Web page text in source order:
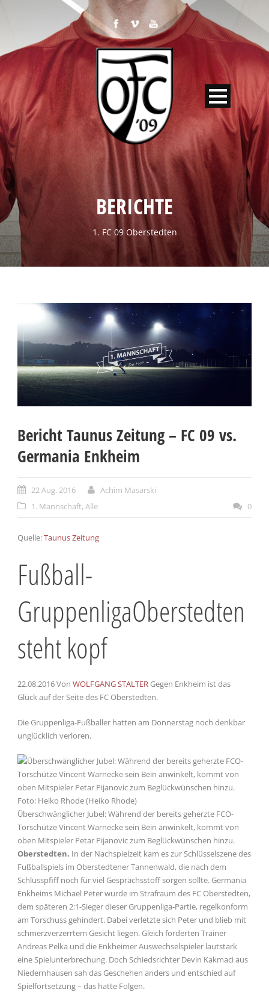
BERICHTE
1. FC 09 Oberstedten
Bericht Taunus Zeitung – FC 09 vs.
Germania Enkheim
22 Aug. 2016
Achim Masarski
1. Mannschaft, Alle 0
Quelle:Taunus Zeitung
Fußball-
GruppenligaOberstedten
steht kopf
22.08.2016Von WOLFGANG STALTER Gegen Enkheim ist das
Glück auf der Seite des FC Oberstedten.
Die Gruppenliga-Fußballer hatten am Donnerstag noch denkbar
unglücklich verloren.
Foto: Heiko Rhode (Heiko Rhode)
Überschwänglicher Jubel: Während der bereits geherzte FCO-
Torschütze Vincent Warnecke sein Bein anwinkelt, kommt von
oben Mitspieler Petar Pijanovic zum Beglückwünschen hinzu.
Oberstedten. In der Nachspielzeit kam es zur Schlüsselszene des
Fußballspiels im Oberstedtener Tannenwald, die nach dem
Schlusspfiff noch für viel Gesprächsstoff sorgen sollte. Germania
Enkheims Michael Peter wurde im Strafraum des FC Oberstedten,
dem späteren 2:1-Sieger dieser Gruppenliga-Partie, regelkonform
am Torschuss gehindert. Dabei verletzte sich Peter und blieb mit
schmerzverzerrtem Gesicht liegen. Gleich forderten Trainer
Andreas Pelka und die Enkheimer Auswechselspieler lautstark
eine Spielunterbrechung. Doch Schiedsrichter Devin Kakmaci aus
Niedernhausen sah das Geschehen anders und entschied auf
Spielfortsetzung – das hatte Folgen.